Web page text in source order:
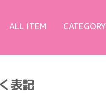
ALL ITEM CATEGORY
表記